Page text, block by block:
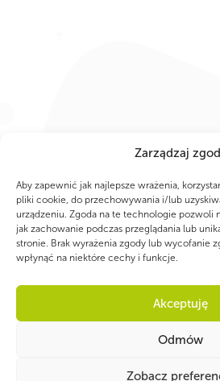
Zarządzaj
Aby zapewnić jak najlepsze wrażenia,
pliki cookie, do przechowywania i/lub
urządzeniu. Zgoda na te technologie pozwoli
jak zachowanie podczas przeglądania lub
stronie. Brak wyrażenia zgody lub wycofanie
wpłynąć na niektóre cechy i funkcje.
Akceptuję
Odmów
Zobacz